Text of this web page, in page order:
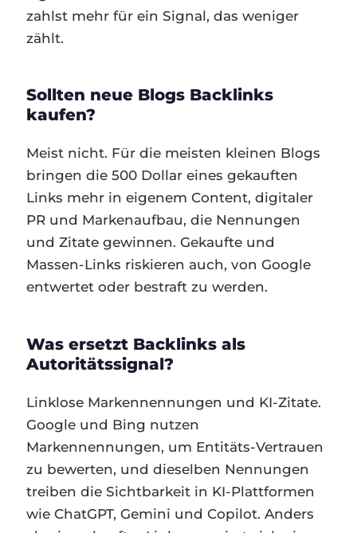
zahlst mehr für ein Signal, das weniger
zählt.
Sollten neue Blogs Backlinks
kaufen?
Meist nicht. Für die meisten kleinen Blogs
bringen die 500 Dollar eines gekauften
Links mehr in eigenem Content, digitaler
PR und Markenaufbau, die Nennungen
und Zitate gewinnen. Gekaufte und
Massen-Links riskieren auch, von Google
entwertet oder bestraft zu werden.
Was ersetzt Backlinks als
Autoritätssignal?
Linklose Markennennungen und KI-Zitate.
Google und Bing nutzen
Markennennungen, um Entitäts-Vertrauen
zu bewerten, und dieselben Nennungen
treiben die Sichtbarkeit in KI-Plattformen
wie ChatGPT, Gemini und Copilot. Anders